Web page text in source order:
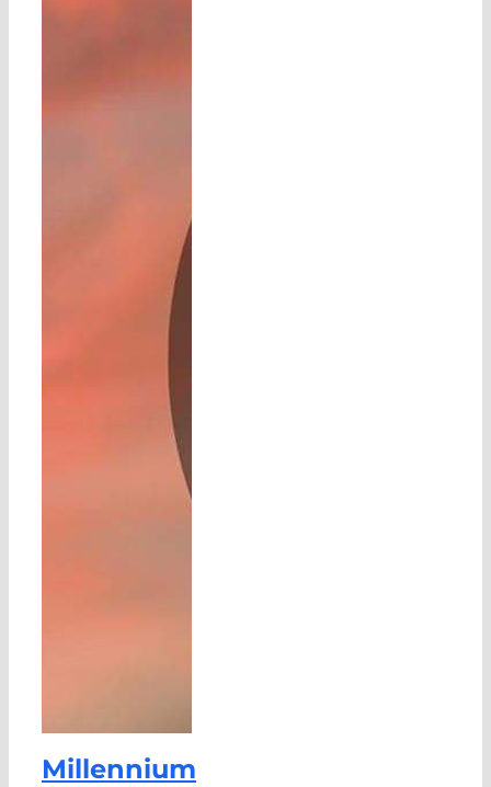
Millennium